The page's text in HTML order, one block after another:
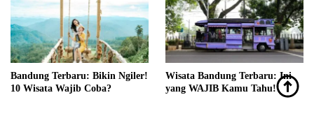
Bandung Terbaru: Bikin Ngiler!
10 Wisata Wajib Coba?
Wisata Bandung Terbaru: Ini
yang WAJIB Kamu Tahu!